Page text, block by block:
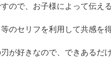
ので、お子様によって伝え
のセリフを利用して共感を
が好きなので、できあるだ